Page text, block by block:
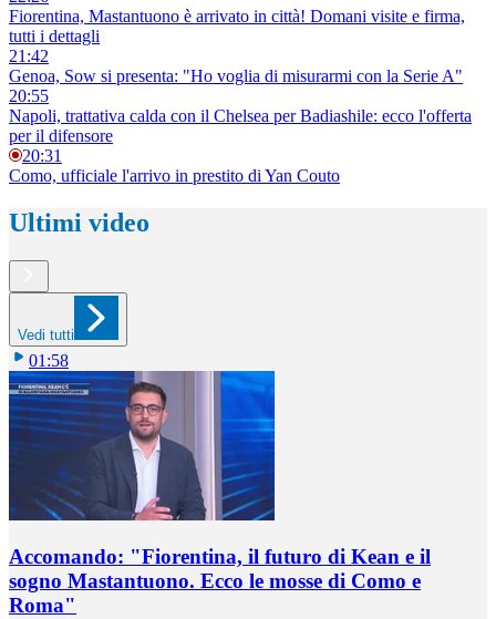
Fiorentina, Mastantuono è arrivato in città! Domani visite e firma,
tutti i dettagli
21:42
Genoa, Sow si presenta: "Ho voglia di misurarmi con la Serie A"
20:55
Napoli, trattativa calda con il Chelsea per Badiashile: ecco l'offerta
per il difensore
20:31
Como, ufficiale l'arrivo in prestito di Yan Couto
Ultimi video
Vedi tutti
01:58
Accomando: "Fiorentina, il futuro di Kean e il
sogno Mastantuono. Ecco le mosse di Como e
Roma"